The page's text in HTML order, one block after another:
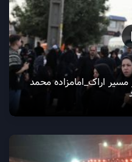
مسیر اراک_امامزاده محمد